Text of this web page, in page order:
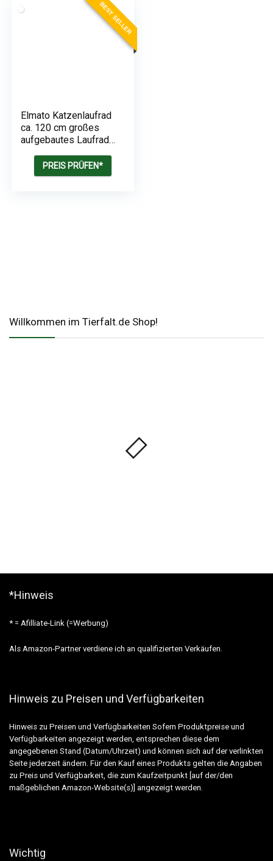
BEST SELLER
Elmato Katzenlaufrad
ca. 120 cm großes
aufgebautes Laufrad
PREIS PRÜFEN*
Willkommen im Tierfalt.de Shop!
*Hinweis
* = Afilliate-Link (=Werbung)
Als Amazon-Partner verdiene ich an qualifizierten Verkäufen.
Hinweis zu Preisen und Verfügbarkeiten
Hinweis zu Preisen und Verfügbarkeiten Sofern Produktpreise und
Verfügbarkeiten angezeigt werden, entsprechen diese dem
angegebenen Stand (Datum/Uhrzeit) und können sich auf der verlinkten
Seite jederzeit ändern. Für den Kauf eines Produkts gelten die Angaben
zu Preis und Verfügbarkeit, die zum Kaufzeitpunkt [auf der/den
maßgeblichen Amazon-Website(s)] angezeigt werden.
Wichtig